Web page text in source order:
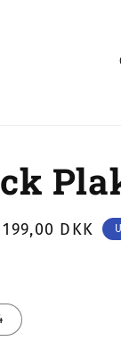
Udsalgspris
199,00 DKK